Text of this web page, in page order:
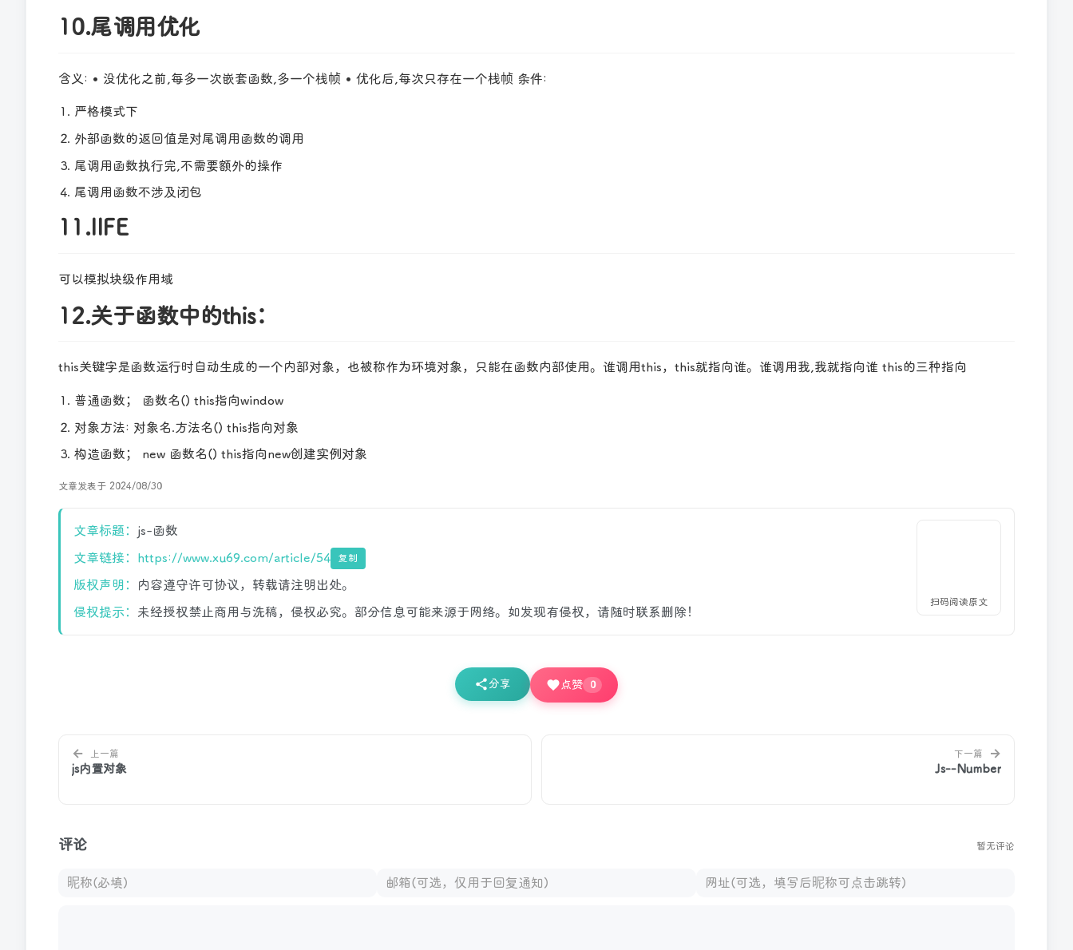
10.尾调用优化
含义: • 没优化之前,每多一次嵌套函数,多一个栈帧 • 优化后,每次只存在一个栈帧 条件:
严格模式下
外部函数的返回值是对尾调用函数的调用
尾调用函数执行完,不需要额外的操作
尾调用函数不涉及闭包
11.IIFE
可以模拟块级作用域
12.关于函数中的this：
this关键字是函数运行时自动生成的一个内部对象，也被称作为环境对象，只能在函数内部使用。谁调用this，this就指向谁。谁调用我,我就指向谁 this的三种指向
普通函数； 函数名() this指向window
对象方法: 对象名.方法名() this指向对象
构造函数； new 函数名() this指向new创建实例对象
文章发表于 2024/08/30
文章标题： js-函数
文章链接： https://www.xu69.com/article/54 复制
版权声明： 内容遵守许可协议，转载请注明出处。
侵权提示： 未经授权禁止商用与洗稿，侵权必究。部分信息可能来源于网络。如发现有侵权，请随时联系删除！
扫码阅读原文
分享 点赞 0
← 上一篇
js内置对象
下一篇 →
Js--Number
评论 暂无评论